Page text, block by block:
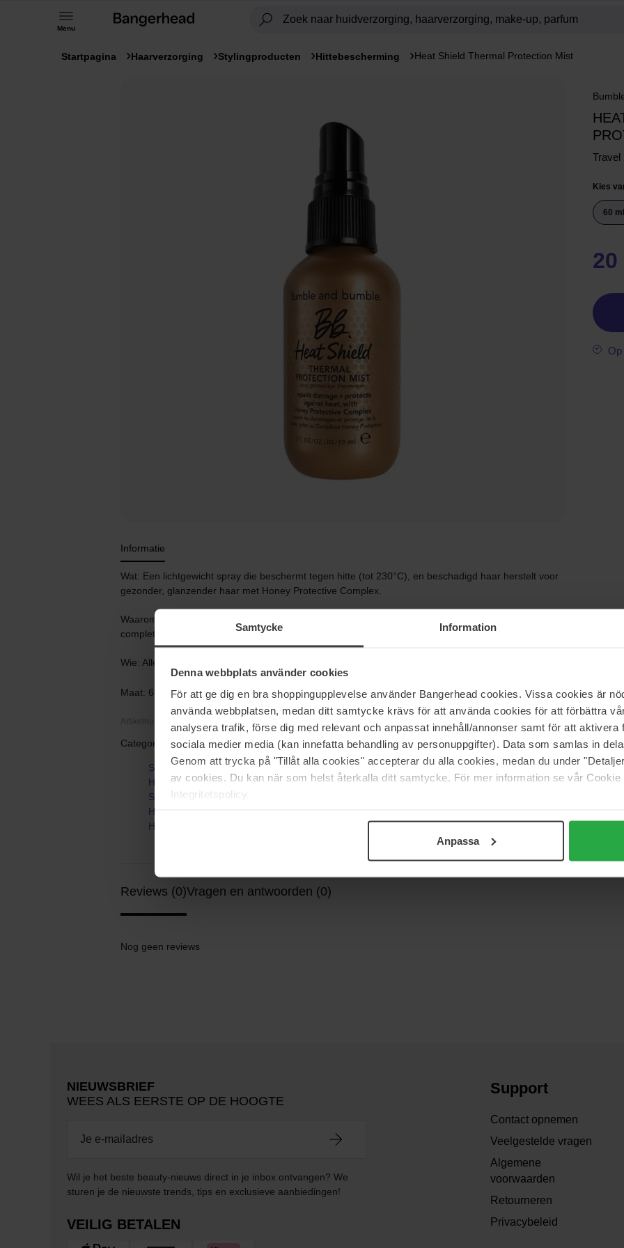
Samtycke Information
Denna webbplats använder cookies
För att ge dig en bra shoppingupplevelse använder Bangerhead cookies. Vissa cookies är
använda webbplatsen, medan ditt samtycke krävs för att använda cookies för att förbättra
analysera trafik, förse dig med relevant och anpassat innehåll/annonser samt för att aktivera
sociala medier media (kan innefatta behandling av personuppgifter). Data som samlas in
Genom att trycka på "Tillåt alla cookies" accepterar du alla cookies, medan du under
av cookies. Du kan när som helst återkalla ditt samtycke. För mer information se vår
Integritetspolicy.
Anpassa
Menu
Startpagina Haarverzorging Stylingproducten Hittebescherming Heat Shield Thermal Protection Mist
Travel
Kies
60 ml
20
Informatie
Wat: Een lichtgewicht spray die beschermt tegen hitte (tot 230°C), en beschadigd haar herstelt voor
gezonder, glanzender haar met Honey Protective Complex.
Waarom: Voor een absoluut killer bescherming tegen hitte bij het gebruik van hitte tools voor een
complete look.
Wie: Alle soorten beschadigd haar (hitte, kleur en chemicaliën). Kleur veilig
Maat: 60 ml
Artikelnummer: 98760
Categorieën:
Startpagina
Haarverzorging
Stylingproducten
Hittebescherming
Heat Shield Thermal Protection Mist
Reviews (0)Vragen en antwoorden (0)
Nog geen reviews
NIEUWSBRIEF
WEES ALS EERSTE OP DE HOOGTE
Wil je het beste beauty-nieuws direct in je inbox ontvangen? We
sturen je de nieuwste trends, tips en exclusieve aanbiedingen!
VEILIG BETALEN
Support
Contact opnemen
Veelgestelde vragen
Algemene
voorwaarden
Retourneren
Privacybeleid